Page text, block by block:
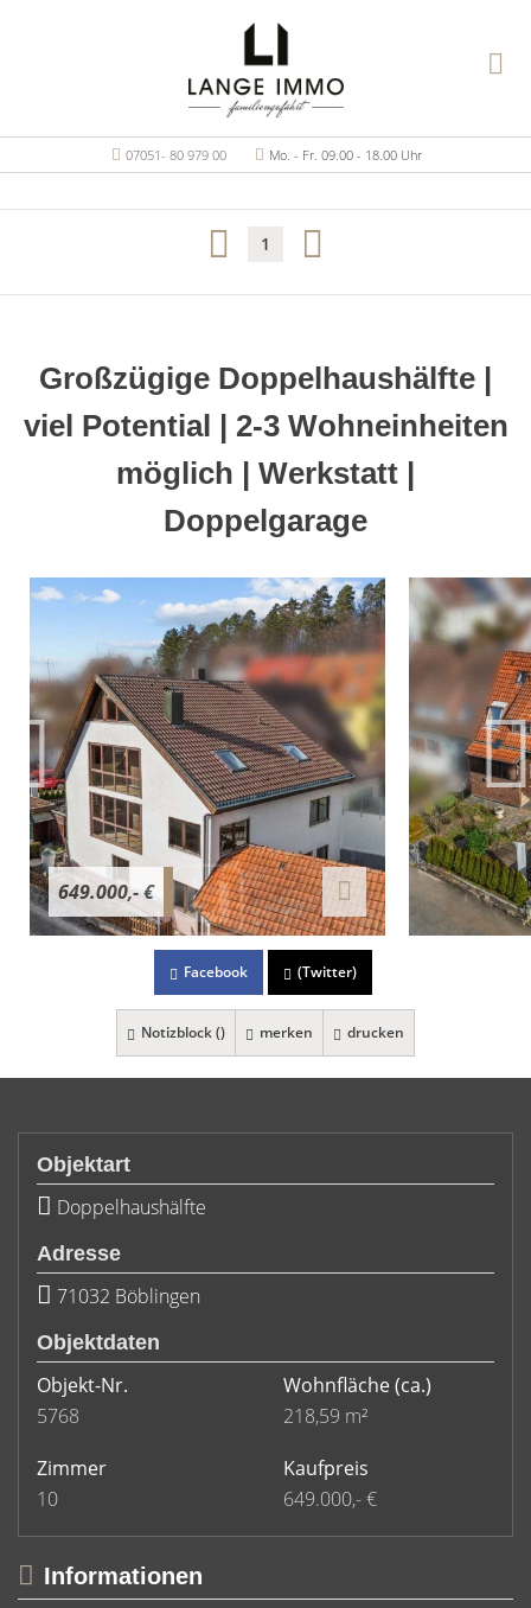
07051- 80 979 00 Mo. - Fr. 09.00 - 18.00 Uhr
1
Großzügige Doppelhaushälfte |
viel Potential | 2-3 Wohneinheiten
möglich | Werkstatt |
Doppelgarage
649.000,- €
Facebook (Twitter)
Notizblock () merken drucken
Objektart
Doppelhaushälfte
Adresse
71032 Böblingen
Objektdaten
Objekt-Nr.
5768
Wohnfläche(ca.)
218,59 m²
Zimmer
10
Kaufpreis
649.000,- €
Informationen